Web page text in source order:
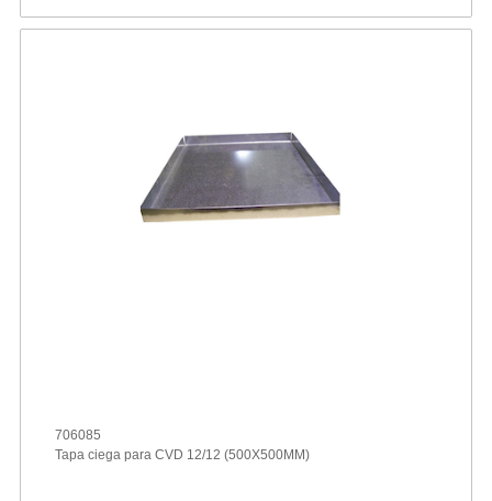
706085
Tapa ciega para CVD 12/12 (500X500MM)